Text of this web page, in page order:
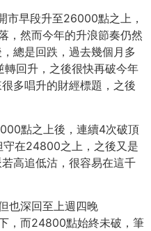
市早段升至26000點之上，
，然而今年的升浪節奏仍然
總是回跌，過去幾個月多
回升，之後很快再破今年
多唱升的財經標題，之後
點之上後，連續4次破頂
在24800之上，之後又是
高追低沽，很容易在這千
也深回至上週四晚
，而24800點始終未破，筆